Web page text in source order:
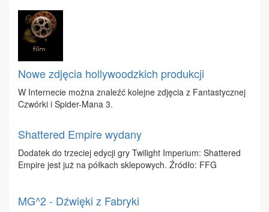
Nowe zdjęcia hollywoodzkich produkcji
W In­ter­ne­cie moż­na zna­leźć ko­lej­ne zdję­cia z Fan­ta­stycz­nej
Czwór­ki i Spi­der-Ma­na 3.
Shattered Empire wydany
Do­da­tek do trze­ciej edy­cji gry Twi­li­ght Im­pe­rium: Shat­te­red
Em­pi­re jest już na pół­kach skle­po­wych. Źró­dło: FFG
MG^2 - Dźwięki z Fabryki